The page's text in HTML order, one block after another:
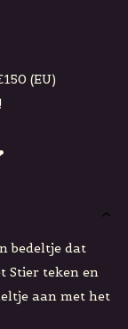
(EU)
bedeltje dat
Stier teken en
aan met het